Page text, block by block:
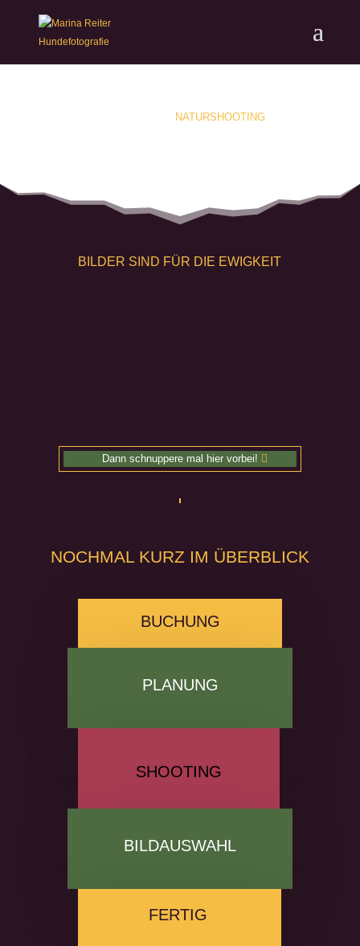
NATURSHOOTING
BILDER SIND FÜR DIE EWIGKEIT
Dann schnuppere mal hier vorbei!
NOCHMAL KURZ IM ÜBERBLICK
BUCHUNG
PLANUNG
SHOOTING
BILDAUSWAHL
FERTIG